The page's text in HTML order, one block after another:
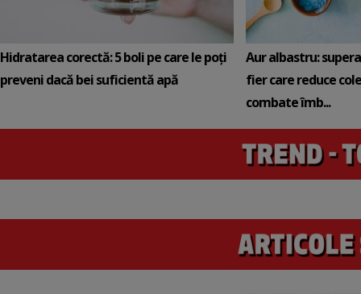
Hidratarea corectă: 5 boli pe care le poți
preveni dacă bei suficientă apă
Aur albastru:
fier care reduce
combate îmb...